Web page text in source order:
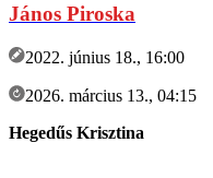
János Piroska
2022. június 18., 16:00
2026. március 13., 04:15
Hegedűs Krisztina